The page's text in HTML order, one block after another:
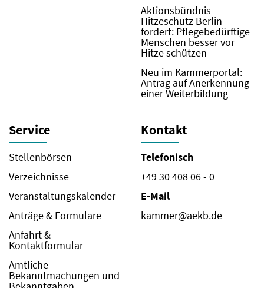
Aktionsbündnis
Hitzeschutz Berlin
fordert: Pflegebedürftige
Menschen besser vor
Hitze schützen
Neu im Kammerportal:
Antrag auf Anerkennung
einer Weiterbildung
Service
Stellenbörsen
Verzeichnisse
Veranstaltungskalender
Anträge & Formulare
Anfahrt &
Kontaktformular
Amtliche
Bekanntmachungen und
Kontakt
Telefonisch
+49 30 408 06 - 0
E-Mail
kammer@aekb.de